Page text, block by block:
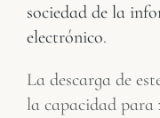
sociedad de la
electrónico.
La descarga de
la capacidad para